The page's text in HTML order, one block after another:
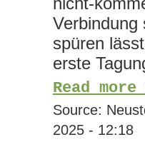
Verbindung
spüren
erste
Read more
Source:
2025 - 12:18